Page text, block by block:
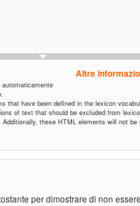
Altre
that have been defined in the lexicon
of text that should be excluded from
these HTML elements will not
per dimostrare di non